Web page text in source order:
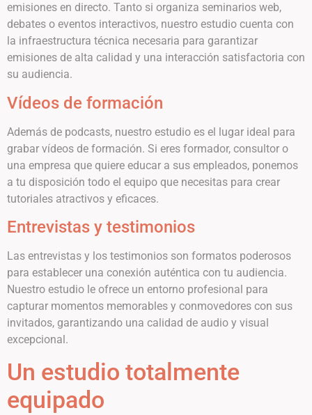
emisiones en directo. Tanto si organiza seminarios web,
debates o eventos interactivos, nuestro estudio cuenta con
la infraestructura técnica necesaria para garantizar
emisiones de alta calidad y una interacción satisfactoria con
su audiencia.
Vídeos de formación
Además de podcasts, nuestro estudio es el lugar ideal para
grabar vídeos de formación. Si eres formador, consultor o
una empresa que quiere educar a sus empleados, ponemos
a tu disposición todo el equipo que necesitas para crear
tutoriales atractivos y eficaces.
Entrevistas y testimonios
Las entrevistas y los testimonios son formatos poderosos
para establecer una conexión auténtica con tu audiencia.
Nuestro estudio le ofrece un entorno profesional para
capturar momentos memorables y conmovedores con sus
invitados, garantizando una calidad de audio y visual
excepcional.
Un estudio totalmente
equipado